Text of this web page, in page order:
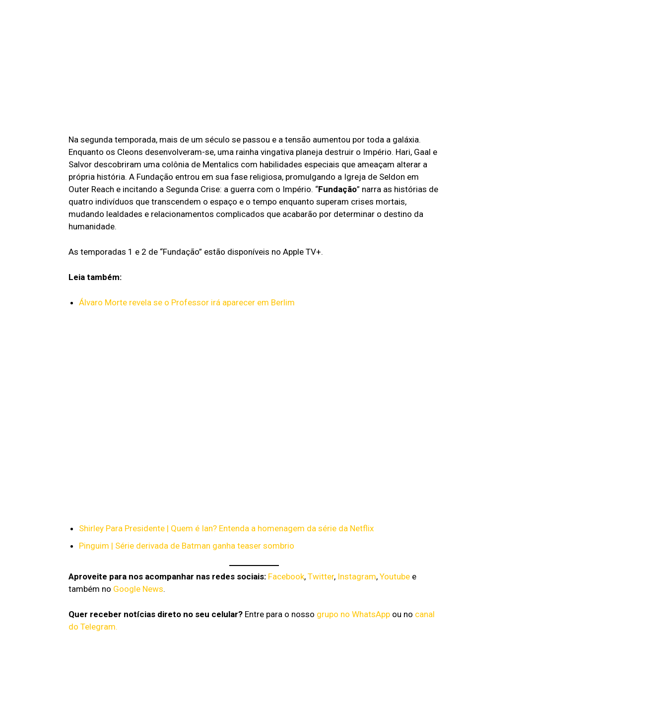
Na segunda temporada, mais de um século se passou e a tensão aumentou por toda a galáxia.
Enquanto os Cleons desenvolveram-se, uma rainha vingativa planeja destruir o Império. Hari, Gaal e
Salvor descobriram uma colônia de Mentalics com habilidades especiais que ameaçam alterar a
própria história. A Fundação entrou em sua fase religiosa, promulgando a Igreja de Seldon em
Outer Reach e incitando a Segunda Crise: a guerra com o Império. “Fundação” narra as histórias de
quatro indivíduos que transcendem o espaço e o tempo enquanto superam crises mortais,
mudando lealdades e relacionamentos complicados que acabarão por determinar o destino da
humanidade.
As temporadas 1 e 2 de “Fundação” estão disponíveis no Apple TV+.
Leia também:
Álvaro Morte revela se o Professor irá aparecer em Berlim
Shirley Para Presidente | Quem é Ian? Entenda a homenagem da série da Netflix
Pinguim | Série derivada de Batman ganha teaser sombrio
Aproveite para nos acompanhar nas redes sociais: Facebook, Twitter, Instagram, Youtube e
também no Google News.
Quer receber notícias direto no seu celular? Entre para o nosso grupo no WhatsApp ou no canal
do Telegram.